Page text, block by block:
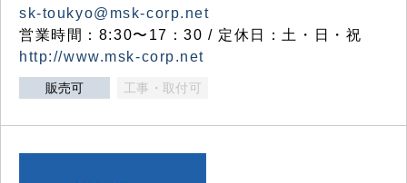
sk-toukyo@msk-corp.net
営業時間：8:30〜17：30 / 定休日：土・日・祝
http://www.msk-corp.net
販売可 工事・取付可